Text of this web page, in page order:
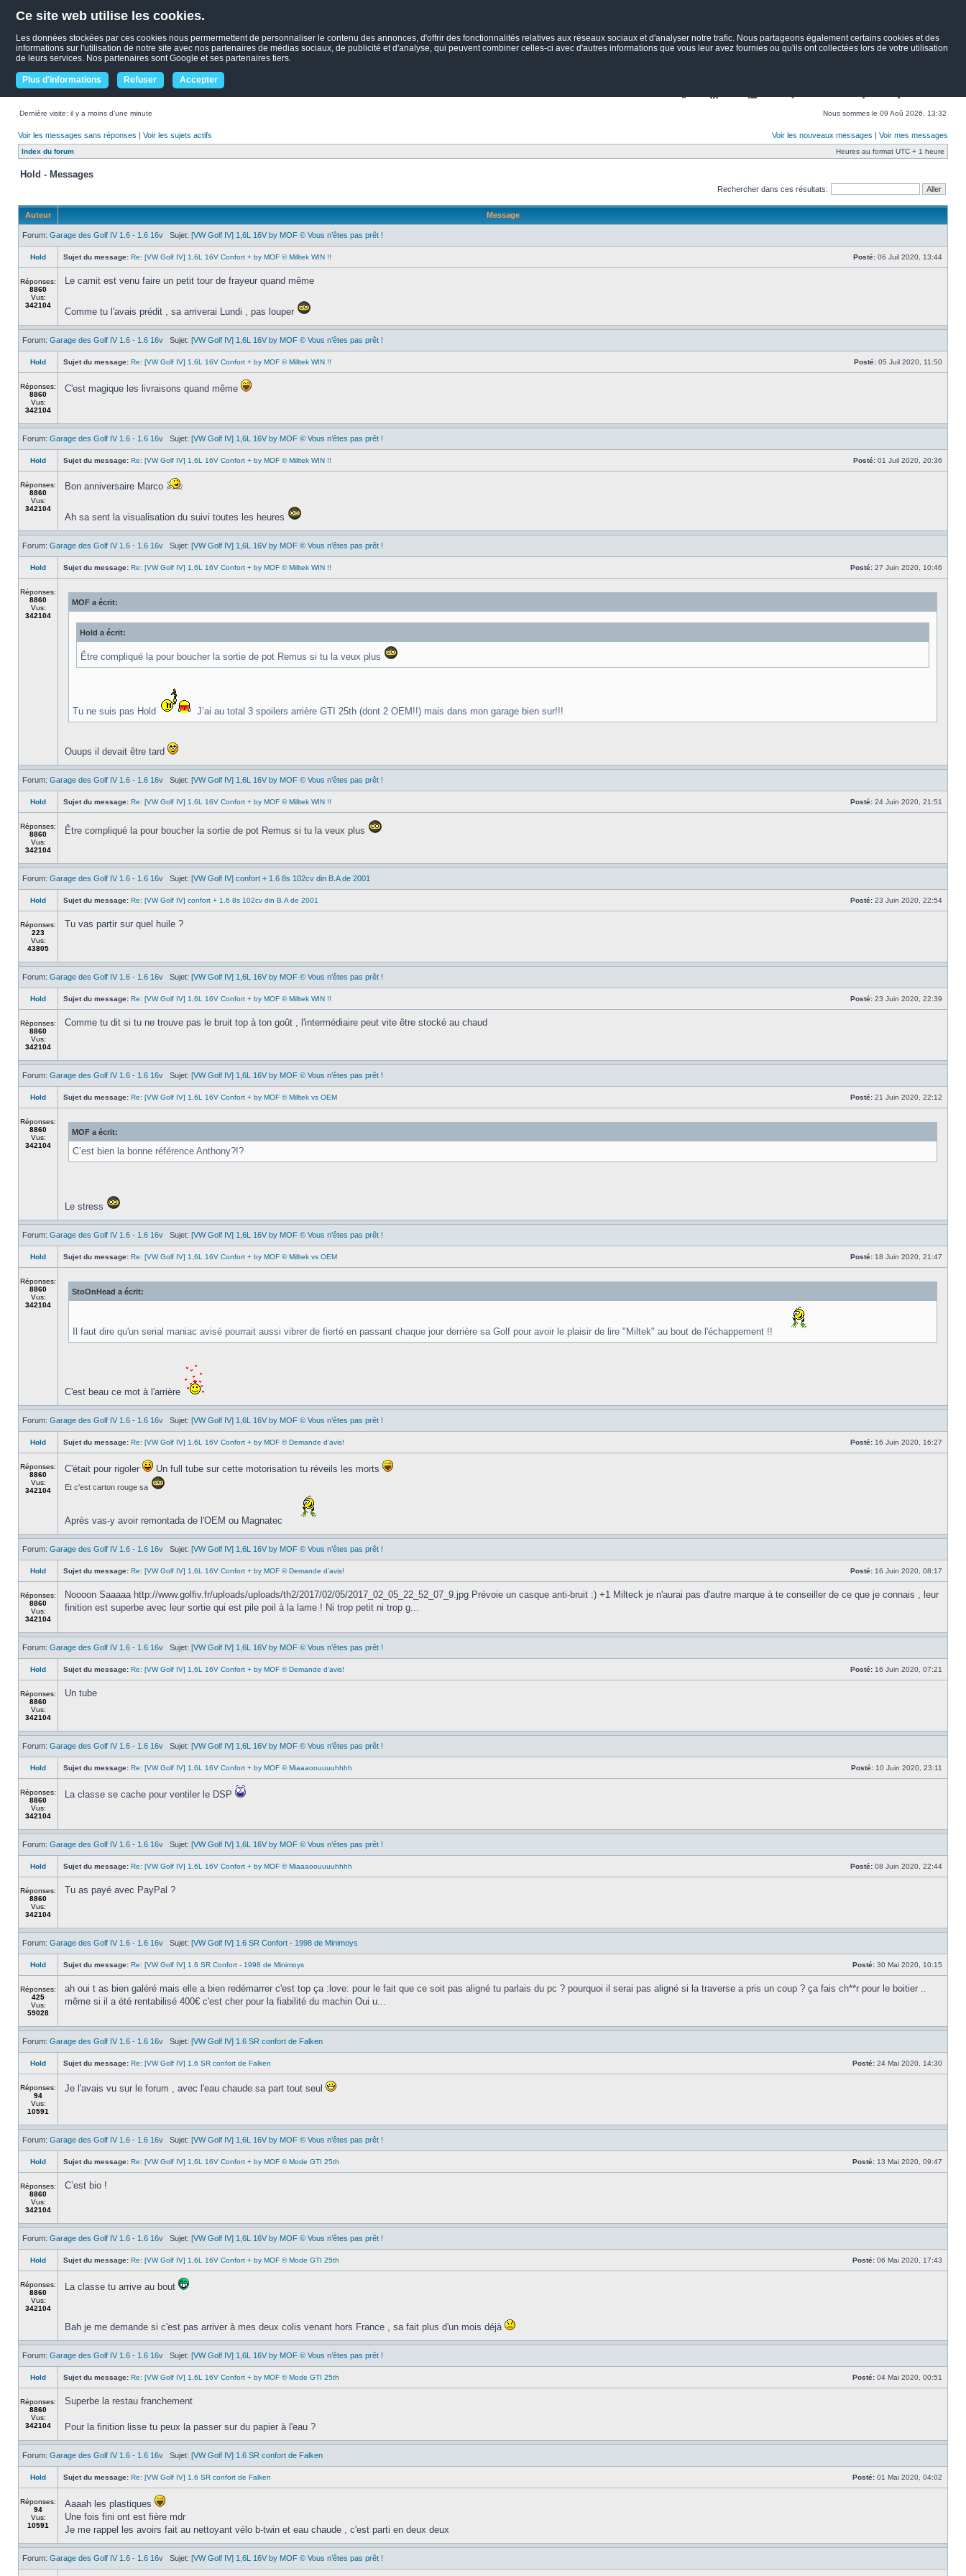
Ce site web utilise les cookies.
Les données stockées par ces cookies nous permermettent de personnaliser le contenu des annonces, d'offrir des fonctionnalités relatives aux réseaux sociaux et d'analyser notre trafic. Nous partageons également certains cookies et des
informations sur l'utilisation de notre site avec nos partenaires de médias sociaux, de publicité et d'analyse, qui peuvent combiner celles-ci avec d'autres informations que vous leur avez fournies ou qu'ils ont collectées lors de votre utilisation
de leurs services. Nos partenaires sont Google et ses partenaires tiers.
Plus d'informations Refuser Accepter
Dernière visite: il y a moins d’une minute Nous sommes le 09 Aoû 2026, 13:32
Voir les messages sans réponses | Voir les sujets actifs Voir les nouveaux messages | Voir mes messages
Index du forum Heures au format UTC + 1 heure
Hold - Messages
Rechercher dans ces résultats:
Auteur Message
Forum: Garage des Golf IV 1.6 - 1.6 16v Sujet: [VW Golf IV] 1,6L 16V by MOF © Vous n’êtes pas prêt !
Hold Sujet du message: Re: [VW Golf IV] 1,6L 16V Confort + by MOF © Milltek WIN !! Posté: 06 Juil 2020, 13:44
Réponses:
8860
Vus:
342104
Le camit est venu faire un petit tour de frayeur quand même
Comme tu l'avais prédit , sa arriverai Lundi , pas louper
Forum: Garage des Golf IV 1.6 - 1.6 16v Sujet: [VW Golf IV] 1,6L 16V by MOF © Vous n’êtes pas prêt !
Hold Sujet du message: Re: [VW Golf IV] 1,6L 16V Confort + by MOF © Milltek WIN !! Posté: 05 Juil 2020, 11:50
Réponses:
8860
Vus:
342104
C'est magique les livraisons quand même
Forum: Garage des Golf IV 1.6 - 1.6 16v Sujet: [VW Golf IV] 1,6L 16V by MOF © Vous n’êtes pas prêt !
Hold Sujet du message: Re: [VW Golf IV] 1,6L 16V Confort + by MOF © Milltek WIN !! Posté: 01 Juil 2020, 20:36
Réponses:
8860
Vus:
342104
Bon anniversaire Marco
Ah sa sent la visualisation du suivi toutes les heures
Forum: Garage des Golf IV 1.6 - 1.6 16v Sujet: [VW Golf IV] 1,6L 16V by MOF © Vous n’êtes pas prêt !
Hold Sujet du message: Re: [VW Golf IV] 1,6L 16V Confort + by MOF © Milltek WIN !! Posté: 27 Juin 2020, 10:46
Réponses:
8860
Vus:
342104
MOF a écrit:
Hold a écrit:
Être compliqué la pour boucher la sortie de pot Remus si tu la veux plus
Tu ne suis pas Hold J’ai au total 3 spoilers arrière GTI 25th (dont 2 OEM!!) mais dans mon garage bien sur!!!
Ouups il devait être tard
Forum: Garage des Golf IV 1.6 - 1.6 16v Sujet: [VW Golf IV] 1,6L 16V by MOF © Vous n’êtes pas prêt !
Hold Sujet du message: Re: [VW Golf IV] 1,6L 16V Confort + by MOF © Milltek WIN !! Posté: 24 Juin 2020, 21:51
Réponses:
8860
Vus:
342104
Être compliqué la pour boucher la sortie de pot Remus si tu la veux plus
Forum: Garage des Golf IV 1.6 - 1.6 16v Sujet: [VW Golf IV] confort + 1.6 8s 102cv din B.A de 2001
Hold Sujet du message: Re: [VW Golf IV] confort + 1.6 8s 102cv din B.A de 2001 Posté: 23 Juin 2020, 22:54
Réponses:
223
Vus:
43805
Tu vas partir sur quel huile ?
Forum: Garage des Golf IV 1.6 - 1.6 16v Sujet: [VW Golf IV] 1,6L 16V by MOF © Vous n’êtes pas prêt !
Hold Sujet du message: Re: [VW Golf IV] 1,6L 16V Confort + by MOF © Milltek WIN !! Posté: 23 Juin 2020, 22:39
Réponses:
8860
Vus:
342104
Comme tu dit si tu ne trouve pas le bruit top à ton goût , l'intermédiaire peut vite être stocké au chaud
Forum: Garage des Golf IV 1.6 - 1.6 16v Sujet: [VW Golf IV] 1,6L 16V by MOF © Vous n’êtes pas prêt !
Hold Sujet du message: Re: [VW Golf IV] 1,6L 16V Confort + by MOF © Milltek vs OEM Posté: 21 Juin 2020, 22:12
Réponses:
8860
Vus:
342104
MOF a écrit:
C’est bien la bonne référence Anthony?!?
Le stress
Forum: Garage des Golf IV 1.6 - 1.6 16v Sujet: [VW Golf IV] 1,6L 16V by MOF © Vous n’êtes pas prêt !
Hold Sujet du message: Re: [VW Golf IV] 1,6L 16V Confort + by MOF © Milltek vs OEM Posté: 18 Juin 2020, 21:47
Réponses:
8860
Vus:
342104
StoOnHead a écrit:
Il faut dire qu'un serial maniac avisé pourrait aussi vibrer de fierté en passant chaque jour derrière sa Golf pour avoir le plaisir de lire "Miltek" au bout de l'échappement !!
C'est beau ce mot à l'arrière
Forum: Garage des Golf IV 1.6 - 1.6 16v Sujet: [VW Golf IV] 1,6L 16V by MOF © Vous n’êtes pas prêt !
Hold Sujet du message: Re: [VW Golf IV] 1,6L 16V Confort + by MOF © Demande d’avis! Posté: 16 Juin 2020, 16:27
Réponses:
8860
Vus:
342104
C'était pour rigoler Un full tube sur cette motorisation tu réveils les morts
Et c'est carton rouge sa
Après vas-y avoir remontada de l'OEM ou Magnatec
Forum: Garage des Golf IV 1.6 - 1.6 16v Sujet: [VW Golf IV] 1,6L 16V by MOF © Vous n’êtes pas prêt !
Hold Sujet du message: Re: [VW Golf IV] 1,6L 16V Confort + by MOF © Demande d’avis! Posté: 16 Juin 2020, 08:17
Réponses:
8860
Vus:
342104
Noooon Saaaaa http://www.golfiv.fr/uploads/uploads/th2/2017/02/05/2017_02_05_22_52_07_9.jpg Prévoie un casque anti-bruit :) +1 Milteck je n'aurai pas d'autre marque à te conseiller de ce que je connais , leur
finition est superbe avec leur sortie qui est pile poil à la lame ! Ni trop petit ni trop g...
Forum: Garage des Golf IV 1.6 - 1.6 16v Sujet: [VW Golf IV] 1,6L 16V by MOF © Vous n’êtes pas prêt !
Hold Sujet du message: Re: [VW Golf IV] 1,6L 16V Confort + by MOF © Demande d’avis! Posté: 16 Juin 2020, 07:21
Réponses:
8860
Vus:
342104
Un tube
Forum: Garage des Golf IV 1.6 - 1.6 16v Sujet: [VW Golf IV] 1,6L 16V by MOF © Vous n’êtes pas prêt !
Hold Sujet du message: Re: [VW Golf IV] 1,6L 16V Confort + by MOF © Miaaaoouuuuhhhh Posté: 10 Juin 2020, 23:11
Réponses:
8860
Vus:
342104
La classe se cache pour ventiler le DSP
Forum: Garage des Golf IV 1.6 - 1.6 16v Sujet: [VW Golf IV] 1,6L 16V by MOF © Vous n’êtes pas prêt !
Hold Sujet du message: Re: [VW Golf IV] 1,6L 16V Confort + by MOF © Miaaaoouuuuhhhh Posté: 08 Juin 2020, 22:44
Réponses:
8860
Vus:
342104
Tu as payé avec PayPal ?
Forum: Garage des Golf IV 1.6 - 1.6 16v Sujet: [VW Golf IV] 1.6 SR Confort - 1998 de Minimoys
Hold Sujet du message: Re: [VW Golf IV] 1.6 SR Confort - 1998 de Minimoys Posté: 30 Mai 2020, 10:15
Réponses:
425
Vus:
59028
ah oui t as bien galéré mais elle a bien redémarrer c'est top ça :love: pour le fait que ce soit pas aligné tu parlais du pc ? pourquoi il serai pas aligné si la traverse a pris un coup ? ça fais ch**r pour le boitier ..
même si il a été rentabilisé 400€ c'est cher pour la fiabilité du machin Oui u...
Forum: Garage des Golf IV 1.6 - 1.6 16v Sujet: [VW Golf IV] 1.6 SR confort de Falken
Hold Sujet du message: Re: [VW Golf IV] 1.6 SR confort de Falken Posté: 24 Mai 2020, 14:30
Réponses:
94
Vus:
10591
Je l'avais vu sur le forum , avec l'eau chaude sa part tout seul
Forum: Garage des Golf IV 1.6 - 1.6 16v Sujet: [VW Golf IV] 1,6L 16V by MOF © Vous n’êtes pas prêt !
Hold Sujet du message: Re: [VW Golf IV] 1,6L 16V Confort + by MOF © Mode GTI 25th Posté: 13 Mai 2020, 09:47
Réponses:
8860
Vus:
342104
C’est bio !
Forum: Garage des Golf IV 1.6 - 1.6 16v Sujet: [VW Golf IV] 1,6L 16V by MOF © Vous n’êtes pas prêt !
Hold Sujet du message: Re: [VW Golf IV] 1,6L 16V Confort + by MOF © Mode GTI 25th Posté: 06 Mai 2020, 17:43
Réponses:
8860
Vus:
342104
La classe tu arrive au bout
Bah je me demande si c'est pas arriver à mes deux colis venant hors France , sa fait plus d'un mois déjà
Forum: Garage des Golf IV 1.6 - 1.6 16v Sujet: [VW Golf IV] 1,6L 16V by MOF © Vous n’êtes pas prêt !
Hold Sujet du message: Re: [VW Golf IV] 1,6L 16V Confort + by MOF © Mode GTI 25th Posté: 04 Mai 2020, 00:51
Réponses:
8860
Vus:
342104
Superbe la restau franchement
Pour la finition lisse tu peux la passer sur du papier à l'eau ?
Forum: Garage des Golf IV 1.6 - 1.6 16v Sujet: [VW Golf IV] 1.6 SR confort de Falken
Hold Sujet du message: Re: [VW Golf IV] 1.6 SR confort de Falken Posté: 01 Mai 2020, 04:02
Réponses:
94
Vus:
10591
Aaaah les plastiques
Une fois fini ont est fière mdr
Je me rappel les avoirs fait au nettoyant vélo b-twin et eau chaude , c'est parti en deux deux
Forum: Garage des Golf IV 1.6 - 1.6 16v Sujet: [VW Golf IV] 1,6L 16V by MOF © Vous n’êtes pas prêt !